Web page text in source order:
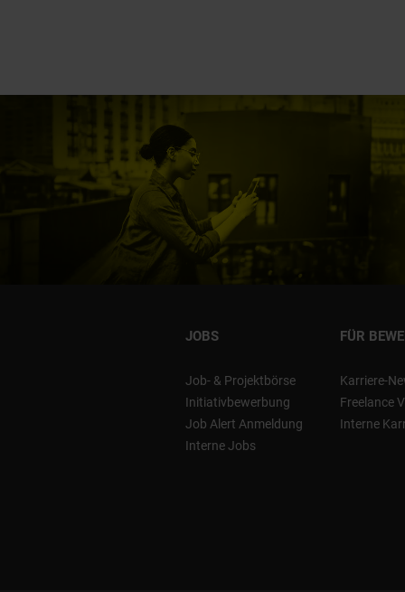
JOBS
Job- & Projektbörse
Initiativbewerbung
Job Alert Anmeldung
Interne Jobs
FÜR
Karriere-
Freelance
Interne